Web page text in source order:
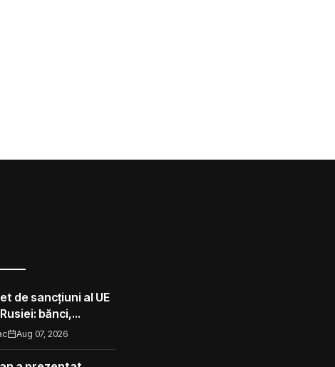
de sancțiuni al UE
bănci,
din umbră
Aug 07, 2026